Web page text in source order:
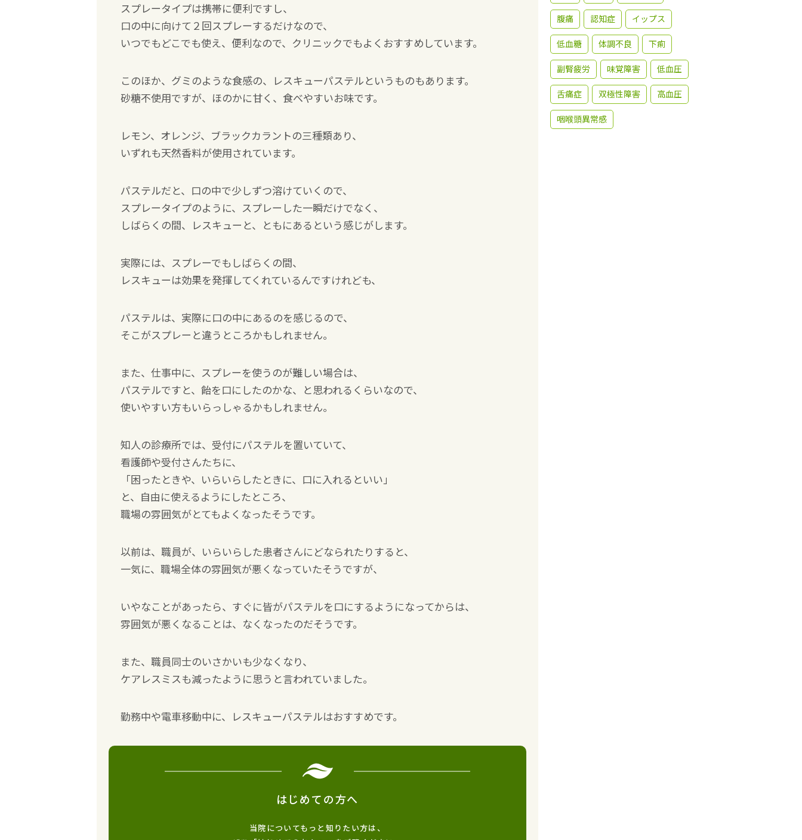
スプレータイプは携帯に便利ですし、
口の中に向けて２回スプレーするだけなので、
いつでもどこでも使え、便利なので、クリニックでもよくおすすめしています。
このほか、グミのような食感の、レスキューパステルというものもあります。
砂糖不使用ですが、ほのかに甘く、食べやすいお味です。
レモン、オレンジ、ブラックカラントの三種類あり、
いずれも天然香料が使用されています。
パステルだと、口の中で少しずつ溶けていくので、
スプレータイプのように、スプレーした一瞬だけでなく、
しばらくの間、レスキューと、ともにあるという感じがします。
実際には、スプレーでもしばらくの間、
レスキューは効果を発揮してくれているんですけれども、
パステルは、実際に口の中にあるのを感じるので、
そこがスプレーと違うところかもしれません。
また、仕事中に、スプレーを使うのが難しい場合は、
パステルですと、飴を口にしたのかな、と思われるくらいなので、
使いやすい方もいらっしゃるかもしれません。
知人の診療所では、受付にパステルを置いていて、
看護師や受付さんたちに、
「困ったときや、いらいらしたときに、口に入れるといい」
と、自由に使えるようにしたところ、
職場の雰囲気がとてもよくなったそうです。
以前は、職員が、いらいらした患者さんにどなられたりすると、
一気に、職場全体の雰囲気が悪くなっていたそうですが、
いやなことがあったら、すぐに皆がパステルを口にするようになってからは、
雰囲気が悪くなることは、なくなったのだそうです。
また、職員同士のいさかいも少なくなり、
ケアレスミスも減ったように思うと言われていました。
勤務中や電車移動中に、レスキューパステルはおすすめです。
はじめての方へ
当院についてもっと知りたい方は、
腹痛 認知症 イップス
低血糖 体調不良 下痢
副腎疲労 味覚障害 低血圧
舌痛症 双極性障害 高血圧
咽喉頭異常感